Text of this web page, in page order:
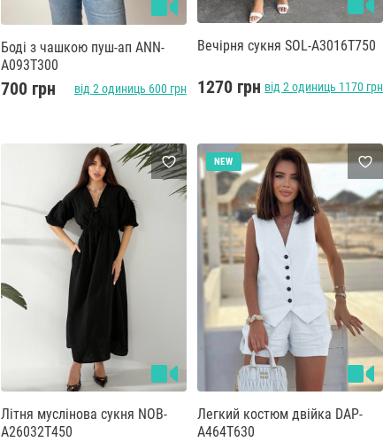
Боді з чашкою пуш-ап ANN-
A093T300
700 грн від 2 одиниць 600 грн
Вечірня сукня SOL-A3016T750
1270 грн від 2 одиниць 1170 грн
Літня муслінова сукня NOB-
A26032T450
NEW
Легкий костюм двійка DAP-
A464T630